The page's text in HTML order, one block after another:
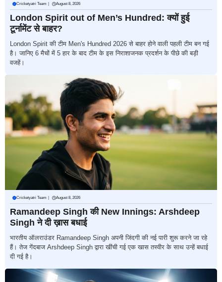
Cricketyatri Team | August 8, 2026
London Spirit out of Men’s Hundred: क्यों हुई
टूर्नामेंट से बाहर?
London Spirit की टीम Men's Hundred 2026 से बाहर होने वाली पहली टीम बन गई
है। जानिए 6 मैचों में 5 हार के बाद टीम के इस निराशाजनक प्रदर्शन के पीछे की बड़ी
वजहें।
Cricketyatri Team August 8, 2026
Ramandeep Singh की New Innings: Arshdeep
Singh ने दी ख़ास बधाई
भारतीय ऑलराउंडर Ramandeep Singh अपनी जिंदगी की नई पारी शुरू करने जा रहे
हैं। तेज गेंदबाज Arshdeep Singh द्वारा खींची गई एक खास तस्वीर के साथ उन्हें बधाई
दी गई है।